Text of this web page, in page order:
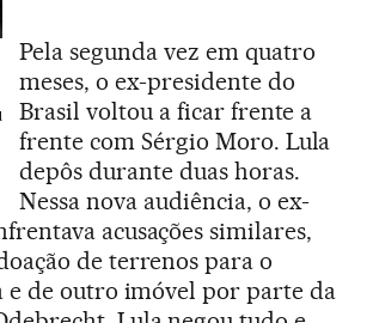
Pela segunda vez em quatro
meses, o ex-presidente do
Brasil voltou a ficar frente a
frente com Sérgio Moro. Lula
depôs durante duas horas.
Nessa nova audiência, o ex-
acusações similares,
de terrenos para o
de outro imóvel por parte da